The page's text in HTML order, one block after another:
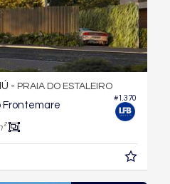
#1.370
- PRAIA DO ESTALEIRO
Frontemare